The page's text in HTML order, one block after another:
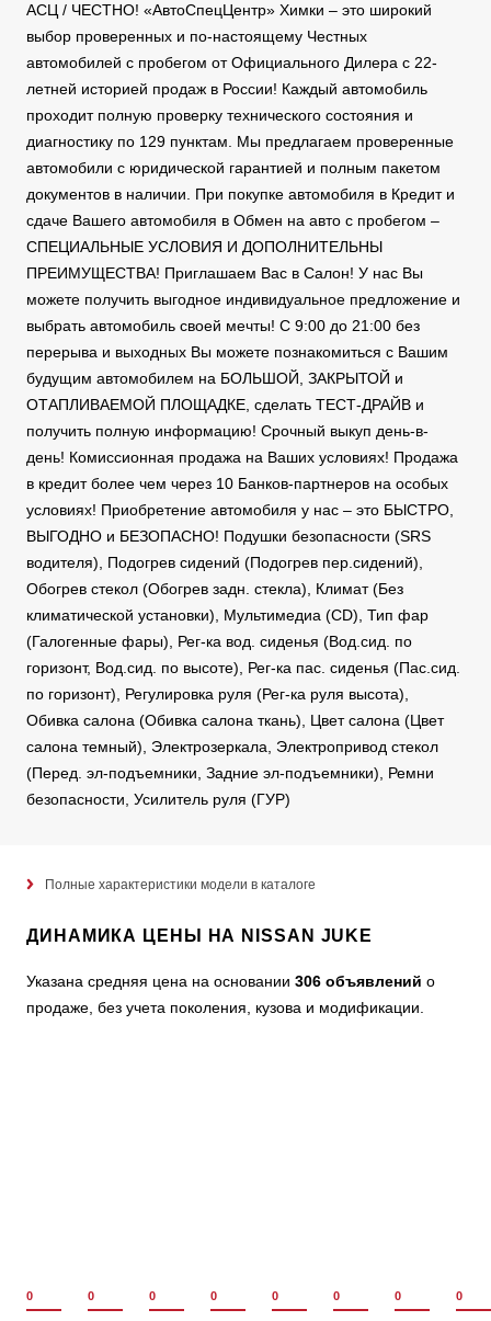
АСЦ / ЧЕСТНО! «АвтоСпецЦентр» Химки – это широкий
выбор проверенных и по-настоящему Честных
автомобилей с пробегом от Официального Дилера с 22-
летней историей продаж в России! Каждый автомобиль
проходит полную проверку технического состояния и
диагностику по 129 пунктам. Мы предлагаем проверенные
автомобили с юридической гарантией и полным пакетом
документов в наличии. При покупке автомобиля в Кредит и
сдаче Вашего автомобиля в Обмен на авто с пробегом –
СПЕЦИАЛЬНЫЕ УСЛОВИЯ И ДОПОЛНИТЕЛЬНЫ
ПРЕИМУЩЕСТВА! Приглашаем Вас в Салон! У нас Вы
можете получить выгодное индивидуальное предложение и
выбрать автомобиль своей мечты! С 9:00 до 21:00 без
перерыва и выходных Вы можете познакомиться с Вашим
будущим автомобилем на БОЛЬШОЙ, ЗАКРЫТОЙ и
ОТАПЛИВАЕМОЙ ПЛОЩАДКЕ, сделать ТЕСТ-ДРАЙВ и
получить полную информацию! Срочный выкуп день-в-
день! Комиссионная продажа на Ваших условиях! Продажа
в кредит более чем через 10 Банков-партнеров на особых
условиях! Приобретение автомобиля у нас – это БЫСТРО,
ВЫГОДНО и БЕЗОПАСНО! Подушки безопасности (SRS
водителя), Подогрев сидений (Подогрев пер.сидений),
Обогрев стекол (Обогрев задн. стекла), Климат (Без
климатической установки), Мультимедиа (CD), Тип фар
(Галогенные фары), Рег-ка вод. сиденья (Вод.сид. по
горизонт, Вод.сид. по высоте), Рег-ка пас. сиденья (Пас.сид.
по горизонт), Регулировка руля (Рег-ка руля высота),
Обивка салона (Обивка салона ткань), Цвет салона (Цвет
салона темный), Электрозеркала, Электропривод стекол
(Перед. эл-подъемники, Задние эл-подъемники), Ремни
безопасности, Усилитель руля (ГУР)
Полные характеристики модели в каталоге
ДИНАМИКА ЦЕНЫ НА NISSAN JUKE
Указана средняя цена на основании 306 объявлений о
продаже, без учета поколения, кузова и модификации.
0 0 0 0 0 0 0 0